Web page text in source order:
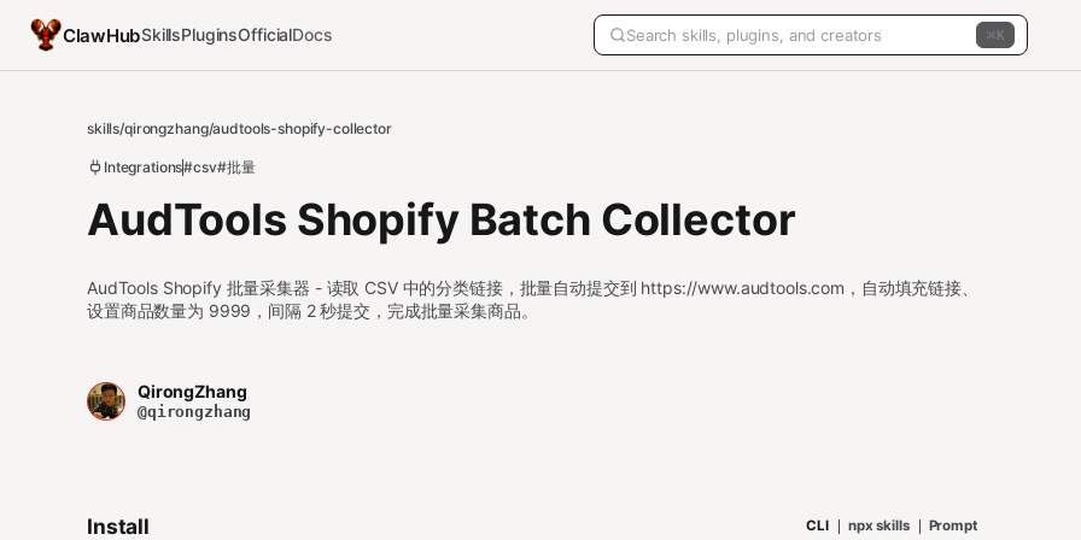
ClawHubSkillsPluginsOfficialDocs K
skills/qirongzhang/audtools-shopify-collector
Integrations#csv#批量
AudTools Shopify Batch Collector
AudTools Shopify 批量采集器 - 读取 CSV 中的分类链接，批量自动提交到 https://www.audtools.com，自动填充链接、
设置商品数量为 9999，间隔 2 秒提交，完成批量采集商品。
QirongZhang
@qirongzhang
Install CLI npx skills Prompt